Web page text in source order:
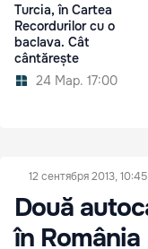
Turcia, în Cartea
Recordurilor cu o
baclava. Cât
cântărește
24 Мар. 17:00
12 сентября 2013, 10:45
Două
în România